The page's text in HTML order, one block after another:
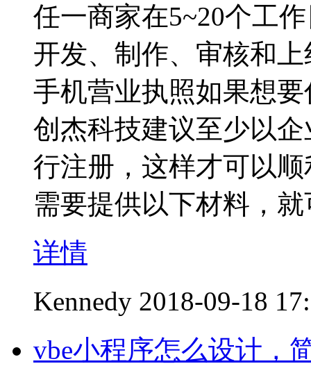
任一商家在5~20个工
开发、制作、审核和
手机营业执照如果想
创杰科技建议至少以
行注册，这样才可以
需要提供以下材料，
详情
Kennedy 2018-09-18
vbe小程序怎么设计，